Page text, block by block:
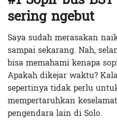
sering ngebut
Saya sudah merasakan
sampai sekarang. Nah,
bisa memahami kenapa
Apakah dikejar waktu?
sepertinya tidak perlu
mempertaruhkan
pengendara lain di Solo.